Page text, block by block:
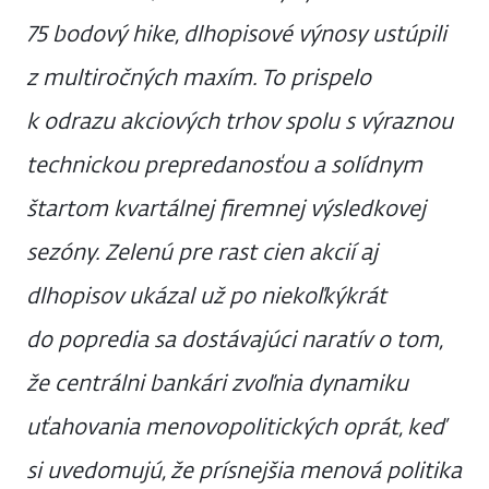
75 bodový hike, dlhopisové výnosy ustúpili
z multiročných maxím. To prispelo
k odrazu akciových trhov spolu s výraznou
technickou prepredanosťou a solídnym
štartom kvartálnej firemnej výsledkovej
sezóny. Zelenú pre rast cien akcií aj
dlhopisov ukázal už po niekoľkýkrát
do popredia sa dostávajúci naratív o tom,
že centrálni bankári zvoľnia dynamiku
uťahovania menovopolitických oprát, keď
si uvedomujú, že prísnejšia menová politika